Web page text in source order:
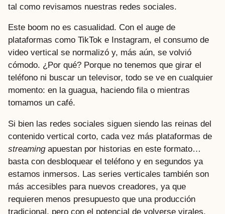
tal como revisamos nuestras redes sociales.
Este boom no es casualidad. Con el auge de
plataformas como TikTok e Instagram, el consumo de
video vertical se normalizó y, más aún, se volvió
cómodo. ¿Por qué? Porque no tenemos que girar el
teléfono ni buscar un televisor, todo se ve en cualquier
momento: en la guagua, haciendo fila o mientras
tomamos un café.
Si bien las redes sociales siguen siendo las reinas del
contenido vertical corto, cada vez más plataformas de
streamingapuestan por historias en este formato…
basta con desbloquear el teléfono y en segundos ya
estamos inmersos. Las series verticales también son
más accesibles para nuevos creadores, ya que
requieren menos presupuesto que una producción
tradicional, pero con el potencial de volverse virales.